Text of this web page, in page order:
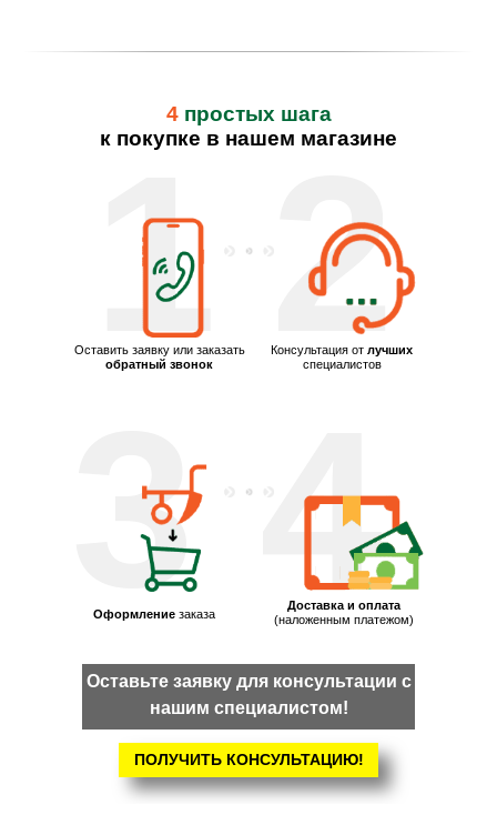
1
4
3
2
Оставить заявку или заказать
обратный звонок
Консультация от лучших
специалистов
Оформление заказа
Доставка и оплата
(наложенным платежом)
4 простых шага
к покупке в нашем магазине
ПОЛУЧИТЬ КОНСУЛЬТАЦИЮ!
Оставьте заявку для консультации с
нашим специалистом!